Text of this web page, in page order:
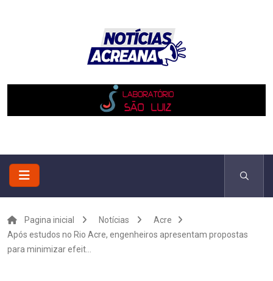
Pagina inicial Notícias
Acre
Após estudos no Rio Acre, engenheiros apresentam propostas
para minimizar efeit...